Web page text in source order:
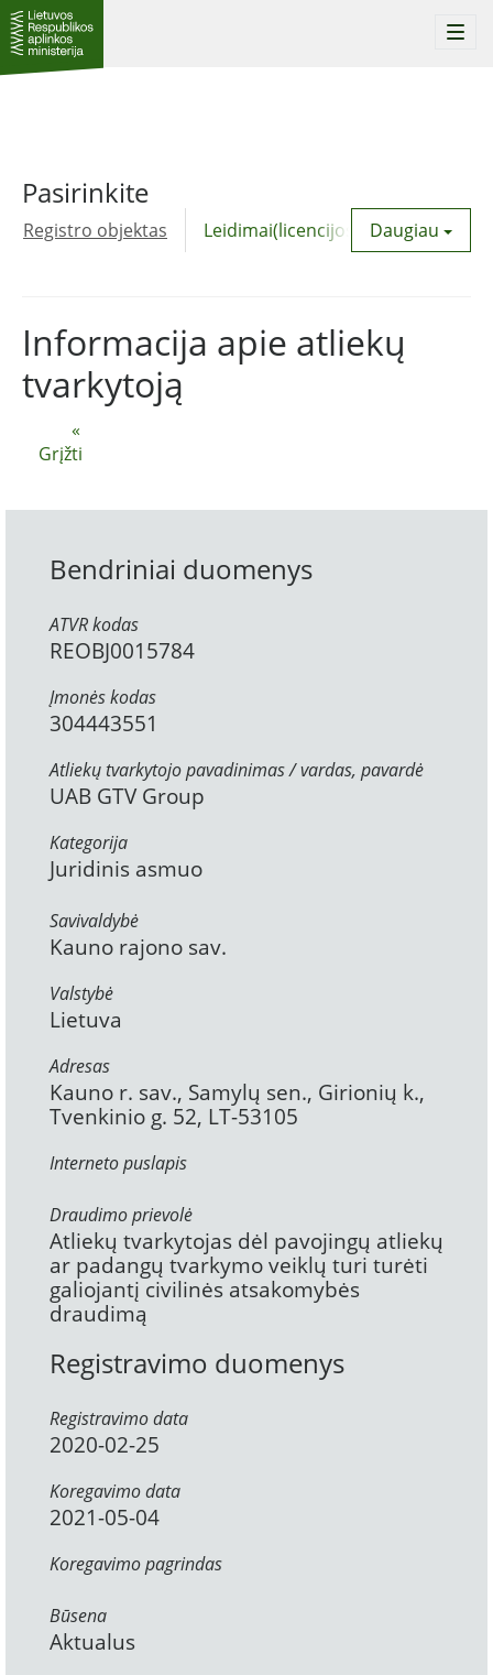
Pasirinkite
Registro objektas Leidimai(licencijos) Daugiau
«
Grįžti
Informacija apie atliekų
tvarkytoją
Bendriniai duomenys
ATVR kodas
REOBJ0015784
Įmonės kodas
304443551
Atliekų tvarkytojo pavadinimas / vardas, pavardė
UAB GTV Group
Kategorija
Juridinis asmuo
Savivaldybė
Kauno rajono sav.
Valstybė
Lietuva
Adresas
Kauno r. sav., Samylų sen., Girionių k.,
Tvenkinio g. 52, LT-53105
Interneto puslapis
Draudimo prievolė
Atliekų tvarkytojas dėl pavojingų atliekų
ar padangų tvarkymo veiklų turi turėti
galiojantį civilinės atsakomybės
draudimą
Registravimo duomenys
Registravimo data
2020-02-25
Koregavimo data
2021-05-04
Koregavimo pagrindas
Būsena
Aktualus